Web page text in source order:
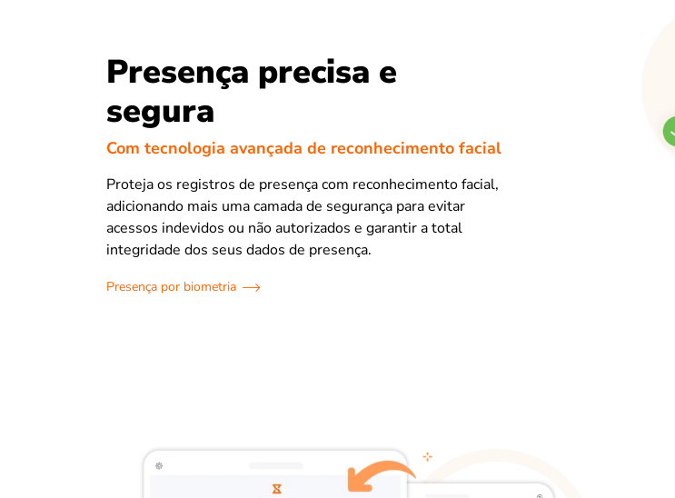
Presença precisa e
segura
Com tecnologia avançada de reconhecimento facial
Proteja os registros de presença com reconhecimento facial,
adicionando mais uma camada de segurança para evitar
acessos indevidos ou não autorizados e garantir a total
integridade dos seus dados de presença.
Presença por biometria